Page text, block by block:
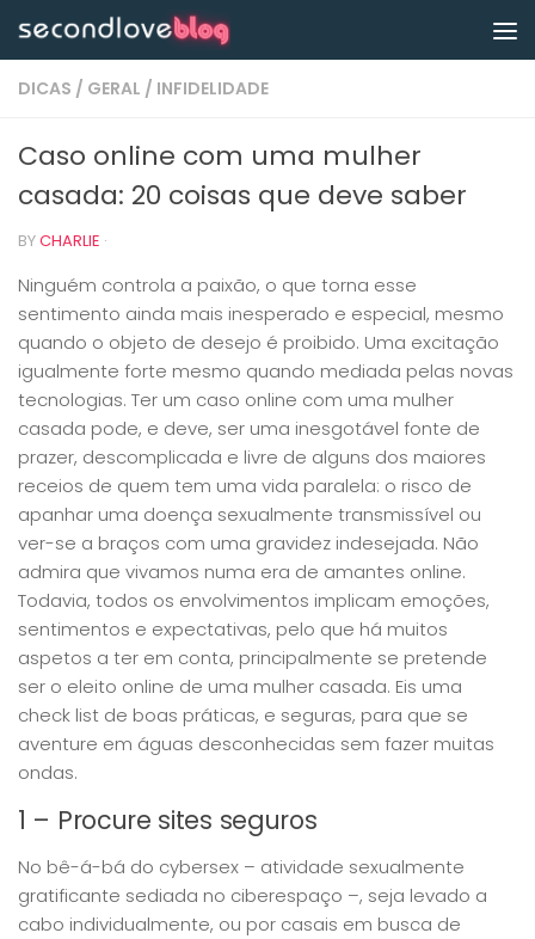
Skip to content
DICAS / GERAL / INFIDELIDADE
Caso online com uma mulher
casada: 20 coisas que deve saber
BYCHARLIE ·
Ninguém controla a paixão, o que torna esse
sentimento ainda mais inesperado e especial, mesmo
quando o objeto de desejo é proibido. Uma excitação
igualmente forte mesmo quando mediada pelas novas
tecnologias. Ter um caso online com uma mulher
casada pode, e deve, ser uma inesgotável fonte de
prazer, descomplicada e livre de alguns dos maiores
receios de quem tem uma vida paralela: o risco de
apanhar uma doença sexualmente transmissível ou
ver-se a braços com uma gravidez indesejada. Não
admira que vivamos numa era de amantes online.
Todavia, todos os envolvimentos implicam emoções,
sentimentos e expectativas, pelo que há muitos
aspetos a ter em conta, principalmente se pretende
ser o eleito online de uma mulher casada. Eis uma
check list de boas práticas, e seguras, para que se
aventure em águas desconhecidas sem fazer muitas
ondas.
1 – Procure sites seguros
No bê-á-bá do cybersex – atividade sexualmente
gratificante sediada no ciberespaço –, seja levado a
cabo individualmente, ou por casais em busca de